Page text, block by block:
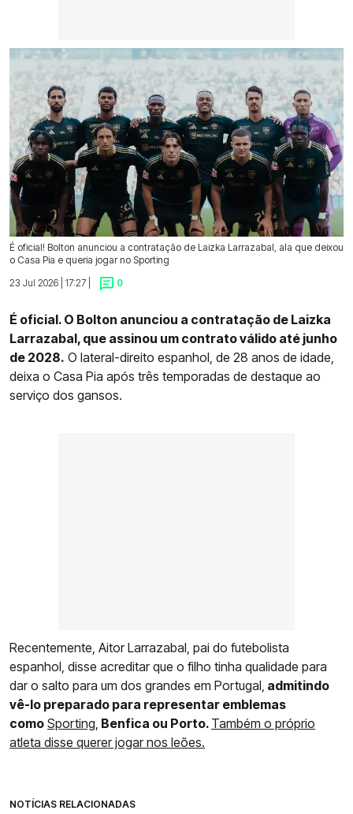
É oficial! Bolton anunciou a contratação de Laizka Larrazabal, ala que deixou
o Casa Pia e queria jogar no Sporting
23 Jul 2026 | 17:27 |
0
É oficial. O Bolton anunciou a contratação de Laizka
Larrazabal, que assinou um contrato válido até junho
de 2028. O lateral-direito espanhol, de 28 anos de idade,
deixa o Casa Pia após três temporadas de destaque ao
serviço dos gansos.
Recentemente, Aitor Larrazabal, pai do futebolista
espanhol, disse acreditar que o filho tinha qualidade para
dar o salto para um dos grandes em Portugal, admitindo
vê-lo preparado para representar emblemas
como Sporting, Benfica ou Porto. Também o próprio
atleta disse querer jogar nos leões.
NOTÍCIAS RELACIONADAS